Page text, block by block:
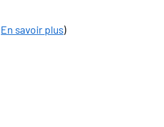
En savoir plus)